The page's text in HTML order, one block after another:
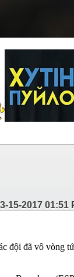
15-2017 01:51
đội đã vô vòng